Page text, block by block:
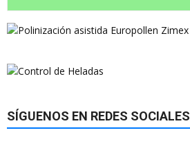
SÍGUENOS EN REDES SOCIALES